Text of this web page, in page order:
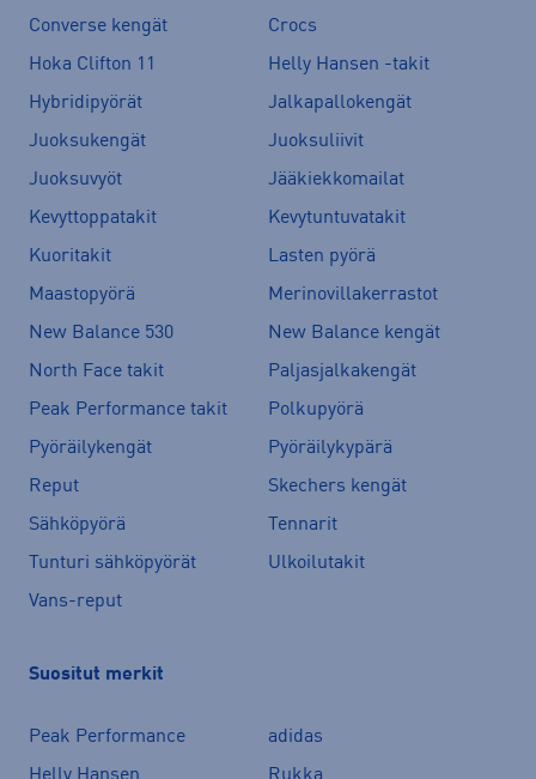
Converse kengät
Crocs
Hoka Clifton 11
Helly Hansen -takit
Hybridipyörät
Jalkapallokengät
Juoksukengät
Juoksuliivit
Juoksuvyöt
Jääkiekkomailat
Kevyttoppatakit
Kevytuntuvatakit
Kuoritakit
Lasten pyörä
Maastopyörä
Merinovillakerrastot
New Balance 530
New Balance kengät
North Face takit
Paljasjalkakengät
Peak Performance takit
Polkupyörä
Pyöräilykengät
Pyöräilykypärä
Reput
Skechers kengät
Sähköpyörä
Tennarit
Tunturi sähköpyörät
Ulkoilutakit
Vans-reput
Suositut merkit
Peak Performance
adidas